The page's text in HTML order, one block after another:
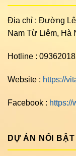
Địa chỉ : Đường
Nam Từ Liêm, Hà
Hotline :
Website : https://
Facebook : https://
DỰ ÁN NỔI BẬT